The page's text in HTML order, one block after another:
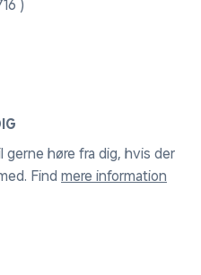
)
gerne høre fra dig, hvis der
Find mere information